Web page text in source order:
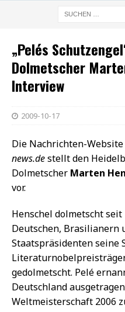
„Pelés
Dolmetscher
Interview
2009-10-17
Die Nachrichten-Website
news.destellt den
Dolmetscher Marten
vor.
Henschel dolmetscht seit
Deutschen, Brasilianern
Staatspräsidenten seine
Literaturnobelpreisträger
gedolmetscht. Pelé
Deutschland
Weltmeisterschaft 2006